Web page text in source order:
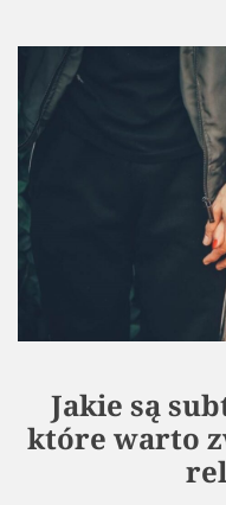
Jakie są
które warto